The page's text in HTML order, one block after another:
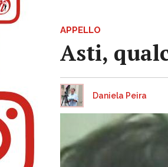
APPELLO
Asti,
Daniela Peira